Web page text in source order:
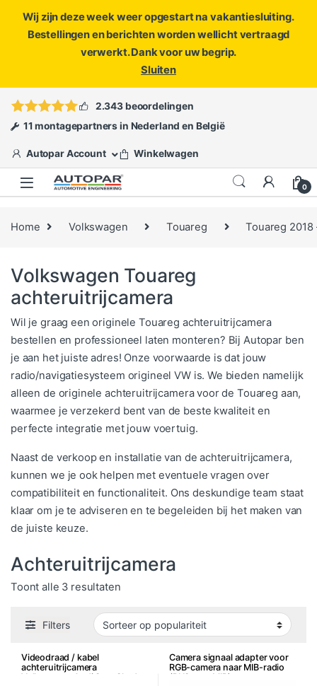
Wij zijn deze week weer opgestart na vakantiesluiting.
Bestellingen en berichten worden wellicht vertraagd
verwerkt. Dank voor uw begrip.
Sluiten
ofopen een ticket
2.343 beoordelingen
11 montagepartners in Nederland en België
Autopar Account Winkelwagen
0
Home Volkswagen Touareg Touareg 2018
Volkswagen Touareg
achteruitrijcamera
Wil je graag een originele Touareg achteruitrijcamera
bestellen en professioneel laten monteren? Bij Autopar ben
je aan het juiste adres! Onze voorwaarde is dat jouw
radio/navigatiesysteem origineel VW is. We bieden namelijk
alleen de originele achteruitrijcamera voor de Touareg aan,
waarmee je verzekerd bent van de beste kwaliteit en
perfecte integratie met jouw voertuig.
Naast de verkoop en installatie van de achteruitrijcamera,
kunnen we je ook helpen met eventuele vragen over
compatibiliteit en functionaliteit. Ons deskundige team staat
klaar om je te adviseren en te begeleiden bij het maken van
de juiste keuze.
Achteruitrijcamera
Toont alle 3 resultatenGesorteerd op populariteit
Filters
Videodraad / kabel
achteruitrijcamera
Volkswagen Audi Seat Skoda
Camera signaal adapter voor
RGB-camera naar MIB-radio
(RNS naar MIB)